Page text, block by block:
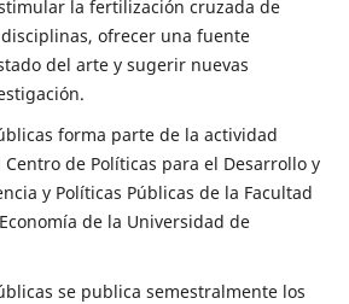
la fertilización cruzada de
ofrecer una fuente
del arte y sugerir nuevas
forma parte de la actividad
de Políticas para el Desarrollo y
y Políticas Públicas de la Facultad
de la Universidad de
se publica semestralmente los